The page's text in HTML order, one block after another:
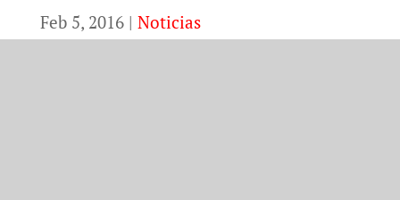
Feb 5, 2016| Noticias